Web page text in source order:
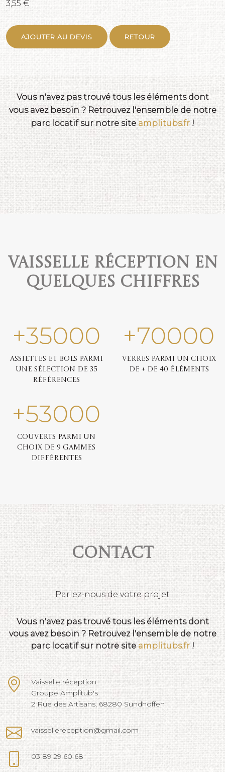
3,55 €
AJOUTER AU DEVIS RETOUR
Vous n'avez pas trouvé tous les éléments dont
vous avez besoin ? Retrouvez l'ensemble de notre
parc locatif sur notre site amplitubs.fr !
Vaisselle réception en
quelques chiffres
+35000
Assiettes et bols parmi
une sélection de 35
références
+70000
Verres parmi un choix
de + de 40 éléments
+53000
Couverts parmi un
choix de 9 gammes
différentes
Contact
Parlez-nous de votre projet
Vous n'avez pas trouvé tous les éléments dont
vous avez besoin ? Retrouvez l'ensemble de notre
parc locatif sur notre site amplitubs.fr !
Vaisselle réception
Groupe Amplitub's
2 Rue des Artisans, 68280 Sundhoffen
vaissellereception@gmail.com
03 89 29 60 68